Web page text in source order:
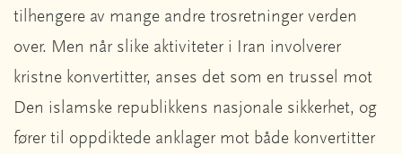
tilhengere av mange andre trosretninger verden
over. Men når slike aktiviteter i Iran involverer
kristne konvertitter, anses det som en trussel mot
Den islamske republikkens nasjonale sikkerhet, og
fører til oppdiktede anklager mot både konvertitter